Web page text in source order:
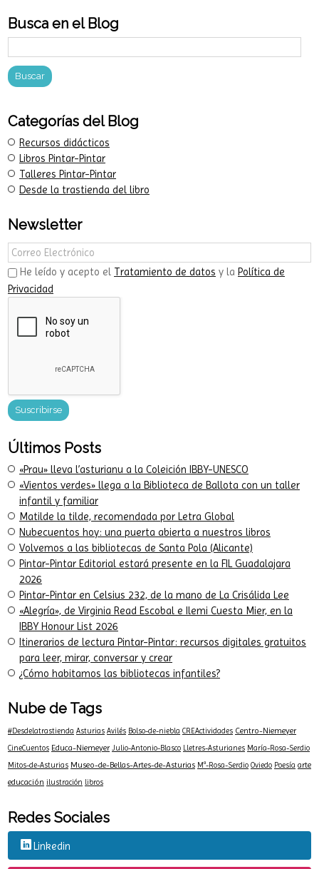
Busca en el Blog
Categorías del Blog
Recursos didácticos
Libros Pintar-Pintar
Talleres Pintar-Pintar
Desde la trastienda del libro
Newsletter
He leído y acepto el Tratamiento de datos y la Política de
Privacidad
Últimos Posts
«Prau» lleva l’asturianu a la Coleición IBBY-UNESCO
«Vientos verdes» llega a la Biblioteca de Ballota con un taller
infantil y familiar
Matilde la tilde, recomendada por Letra Global
Nubecuentos hoy: una puerta abierta a nuestros libros
Volvemos a las bibliotecas de Santa Pola (Alicante)
Pintar-Pintar Editorial estará presente en la FIL Guadalajara
2026
Pintar-Pintar en Celsius 232, de la mano de La Crisálida Lee
«Alegría», de Virginia Read Escobal e Ilemi Cuesta Mier, en la
IBBY Honour List 2026
Itinerarios de lectura Pintar-Pintar: recursos digitales gratuitos
para leer, mirar, conversar y crear
¿Cómo habitamos las bibliotecas infantiles?
Nube de Tags
#Desdelatrastienda Asturias Avilés Bolso-de-niebla CREActividades Centro-Niemeyer
CineCuentos Educa-Niemeyer Julio-Antonio-Blasco Lletres-Asturianes María-Rosa-Serdio
Mitos-de-Asturias Museo-de-Bellas-Artes-de-Asturias Mª-Rosa-Serdio Oviedo Poesía arte
educación ilustración libros
Redes Sociales
Linkedin